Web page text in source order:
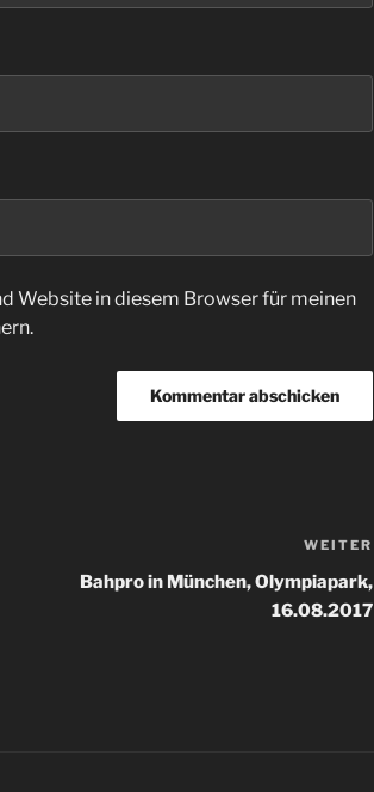
Website in diesem Browser für meinen
WEITER
Bahpro in München, Olympiapark,
16.08.2017